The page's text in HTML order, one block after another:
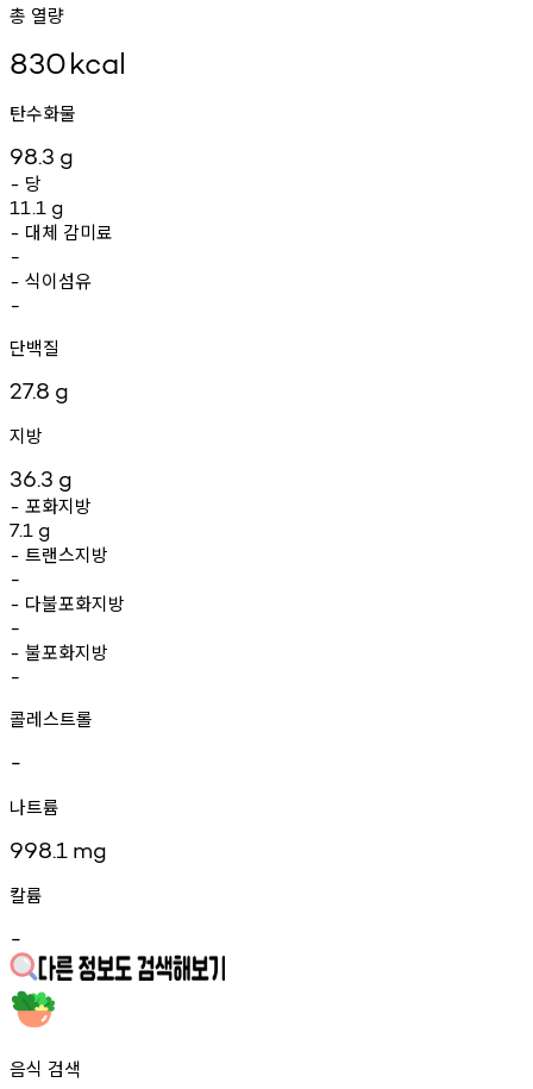
총 열량
830kcal
탄수화물
98.3 g
- 당
11.1 g
- 대체 감미료
-
- 식이섬유
-
단백질
27.8 g
지방
36.3 g
- 포화지방
7.1 g
- 트랜스지방
-
- 다불포화지방
-
- 불포화지방
-
콜레스트롤
-
나트륨
998.1 mg
칼륨
-
음식 검색